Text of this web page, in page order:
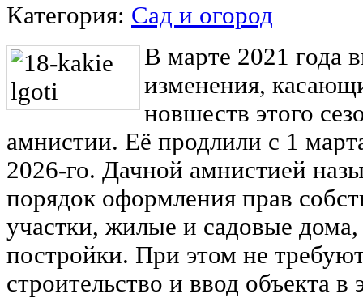
Категория: Сад и огород
В марте 2021 года
изменения,
новшеств этого
амнистии. Её продлили с 1
2026-го. Дачной амнистией
порядок оформления прав
участки, жилые и садовые
постройки. При этом не
строительство и ввод объекта в